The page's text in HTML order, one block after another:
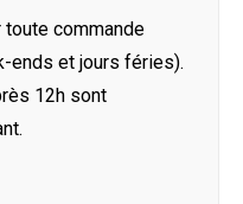
toute commande
ends et jours féries).
12h sont